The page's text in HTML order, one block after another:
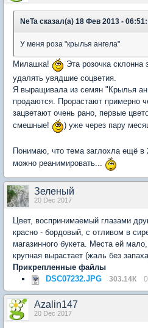
NeTa сказал(а) 18 Фев 2013 - 06:51:
У меня роза "крылья ангела"
Милашка!
Эта розочка склонна
удалять увядшие соцветия.
Я выращивала из семян "Крылья
продаются. Прорастают примерно
зацветают очень рано, первые
смешные!
) уже через пару
Понимаю, что тема заглохла ещё
можно реанимировать...
Зеленый
20 Dec 2017
Цвет, воспринимаемый глазами
красно - бордовый, с отливом в
магазинного букета. Места ей
крупная вырастает (жаль без
Прикрепленные файлы
DSC07232.JPG
303.14К
Azalin147
20 Dec 2017